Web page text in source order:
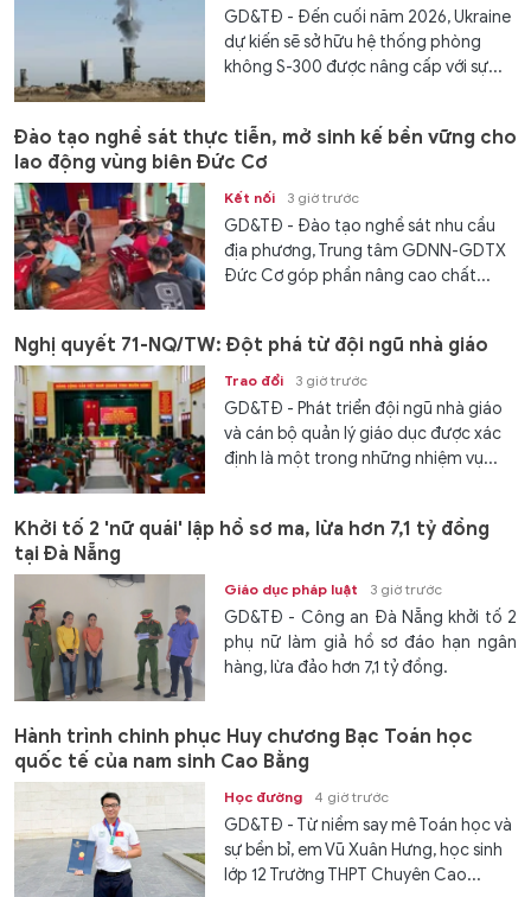
GD&TĐ - Đến cuối năm 2026, Ukraine
dự kiến ​​sẽ sở hữu hệ thống phòng
không S-300 được nâng cấp với sự...
Đào tạo nghề sát thực tiễn, mở sinh kế bền vững cho
lao động vùng biên Đức Cơ
Kết nối 3 giờ trước
GD&TĐ - Đào tạo nghề sát nhu cầu
địa phương, Trung tâm GDNN-GDTX
Đức Cơ góp phần nâng cao chất...
Nghị quyết 71-NQ/TW: Đột phá từ đội ngũ nhà giáo
Trao đổi 3 giờ trước
GD&TĐ - Phát triển đội ngũ nhà giáo
và cán bộ quản lý giáo dục được xác
định là một trong những nhiệm vụ...
Khởi tố 2 'nữ quái' lập hồ sơ ma, lừa hơn 7,1 tỷ đồng
tại Đà Nẵng
Giáo dục pháp luật 3 giờ trước
GD&TĐ - Công an Đà Nẵng khởi tố 2
phụ nữ làm giả hồ sơ đáo hạn ngân
hàng, lừa đảo hơn 7,1 tỷ đồng.
Hành trình chinh phục Huy chương Bạc Toán học
quốc tế của nam sinh Cao Bằng
Học đường 4 giờ trước
GD&TĐ - Từ niềm say mê Toán học và
sự bền bỉ, em Vũ Xuân Hưng, học sinh
lớp 12 Trường THPT Chuyên Cao...